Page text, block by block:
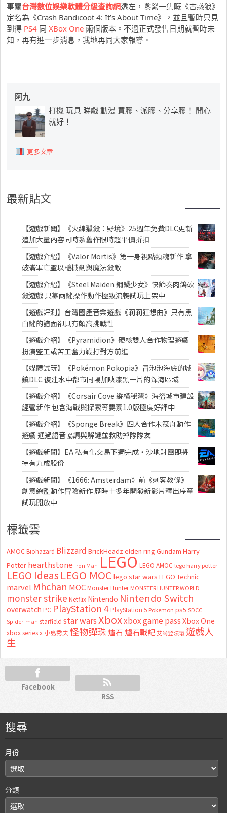
事關台灣數位娛樂軟體分級查詢網透左，嚟緊一集嘅《古惑狼》
定名為《Crash Bandicoot 4: It’s About Time》，並且暫時只見
到得 PS4 同 XBox One 兩個版本。不過正式發售日期就暫時未
知，再有進一步消息，我地再同大家報導。
阿九
打機 玩具 睇戲 動漫 買膠、派膠、分享膠！ 開心
就好！
更多文章
最新貼文
【遊戲新聞】《火線獵殺：野境》25週年免費DLC更新
追加大量內容同時系舊作限時超平價折扣
【遊戲介紹】《Valor Mortis》第一身視點類魂新作 拿
破崙軍亡靈以槍械劍與魔法殺敵
【遊戲介紹】《Steel Maiden 鋼鐵少女》快節奏肉鴿砍
殺遊戲 只靠兩鍵操作動作極致流暢試玩上架中
【遊戲評測】台灣國產音樂遊戲《莉莉狂想曲》只有黑
白鍵的譜面卻具有頗高挑戰性
【遊戲介紹】《Pyramidion》硬核雙人合作物理遊戲
扮演監工或苦工奮力鞭打對方前進
【媒體試玩】《Pokémon Pokopia》冒泡泡海底的城
鎮DLC 復建水中都市同場加映漆黑一片的深海區域
【遊戲介紹】《Corsair Cove 縱橫秘灣》海盜城市建設
經營新作 包含海戰與探索等要素1.0版極度好評中
【遊戲介紹】《Sponge Break》四人合作木筏舟動作
遊戲 通過語音協調與解謎並救助掉隊隊友
【遊戲新聞】EA 私有化交易下週完成・沙地財團即將
持有九成股份
【遊戲新聞】《1666: Amsterdam》前《刺客教條》
創意總監動作冒險新作 歷時十多年開發新影片釋出序章
試玩開放中
標籤雲
AMOC Biohazard Blizzard BrickHeadz elden ring Gundam Harry
Potter hearthstone Iron Man LEGO LEGO AMOC lego harry potter
LEGO Ideas LEGO MOC lego star wars LEGO Technic
marvel Mhchan MOC Monster Hunter MONSTER HUNTER WORLD
monster strike Netflix Nintendo Nintendo Switch
overwatch PC PlayStation 4 PlayStation 5 Pokemon ps5 SDCC
Spider-man starfield star wars Xboxxbox game passXbox One
xbox series x 小島秀夫怪物彈珠 爐石 爐石戰記艾爾登法環 遊戲人
生
Facebook
RSS
搜尋
月份
分類